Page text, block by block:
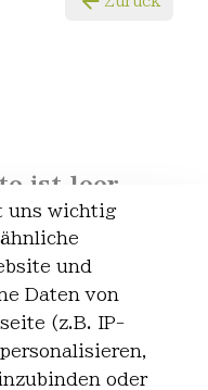
ist leer
uns wichtig
und
Daten von
(z.B. IP-
oder